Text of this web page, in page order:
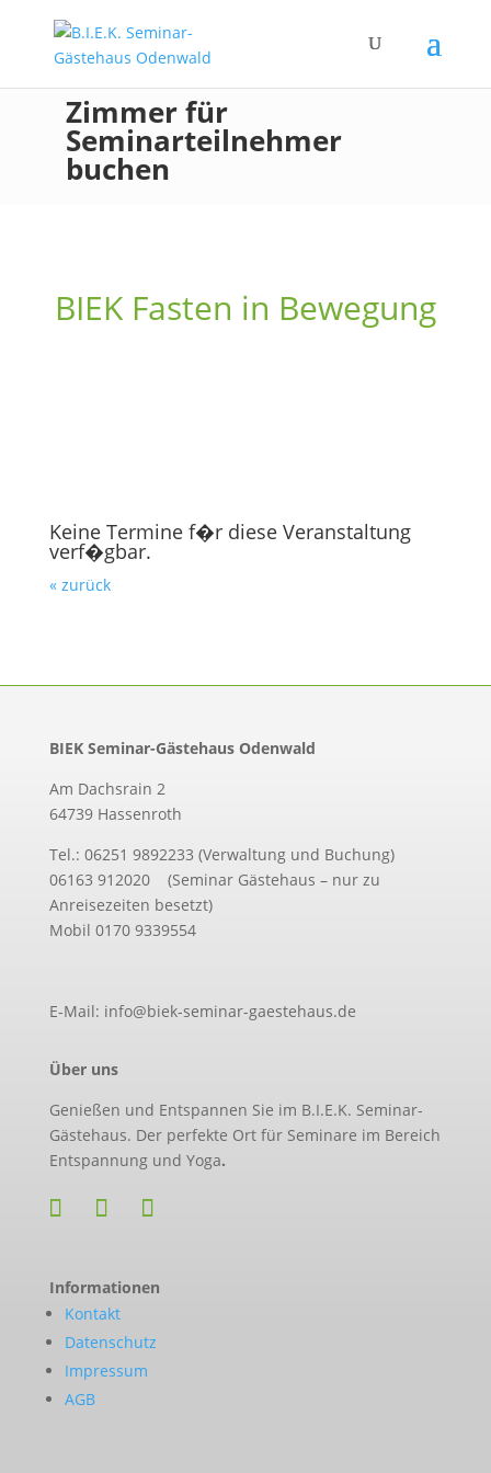
Zimmer für
Seminarteilnehmer
buchen
BIEK Fasten in Bewegung
Keine Termine f�r diese Veranstaltung
verf�gbar.
« zurück
BIEK Seminar-Gästehaus Odenwald
Am Dachsrain 2
64739 Hassenroth
Tel.: 06251 9892233 (Verwaltung und Buchung)
06163 912020 (Seminar Gästehaus – nur zu
Anreisezeiten besetzt)
Mobil 0170 9339554
E-Mail: info@biek-seminar-gaestehaus.de
Über uns
Genießen und Entspannen Sie im B.I.E.K. Seminar-
Gästehaus. Der perfekte Ort für Seminare im Bereich
Entspannung und Yoga.
Informationen
Kontakt
Datenschutz
Impressum
AGB